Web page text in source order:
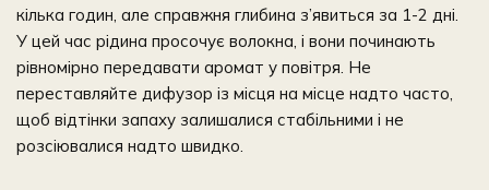
кілька годин, але справжня глибина з’явиться за 1-2 дні.
У цей час рідина просочує волокна, і вони починають
рівномірно передавати аромат у повітря. Не
переставляйте дифузор із місця на місце надто часто,
щоб відтінки запаху залишалися стабільними і не
розсіювалися надто швидко.